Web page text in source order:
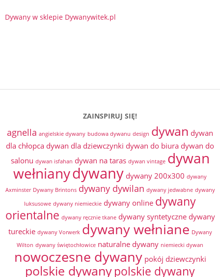
Dywany w sklepie Dywanywitek.pl
ZAINSPIRUJ SIĘ!
agnella angielskie dywany budowa dywanu design dywan dywan
dla chłopca dywan dla dziewczynki dywan do biura dywan do
salonu dywan isfahan dywan na taras dywan vintage dywan
wełnianydywany dywany 200x300 dywany
Axminster Dywany Brintons dywany dywilan dywany jedwabne dywany
luksusowe dywany niemieckie dywany online dywany
orientalne dywany ręcznie tkane dywany syntetyczne dywany
tureckie dywany Vorwerk dywany wełniane Dywany
Wilton dywany świętochłowice naturalne dywany niemiecki dywan
nowoczesne dywany pokój dziewczynki
polskie dywanypolskie dywany